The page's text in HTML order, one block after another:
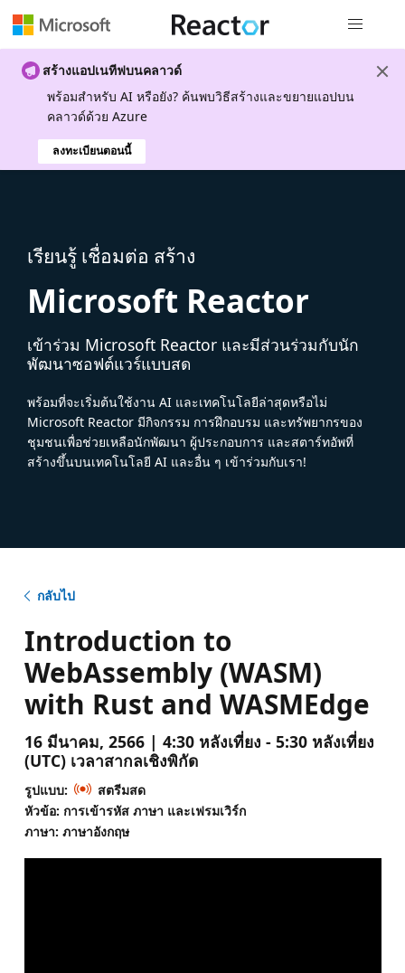
สร้างแอปเนทีฟบนคลาวด์
พร้อมสําหรับ AI หรือยัง? ค้นพบวิธีสร้างและขยายแอปบน
คลาวด์ด้วย Azure
ลงทะเบียนตอนนี้
เรียนรู้ เชื่อมต่อ สร้าง
Microsoft Reactor
เข้าร่วม Microsoft Reactor และมีส่วนร่วมกับนัก
พัฒนาซอฟต์แวร์แบบสด
พร้อมที่จะเริ่มต้นใช้งาน AI และเทคโนโลยีล่าสุดหรือไม่
Microsoft Reactor มีกิจกรรม การฝึกอบรม และทรัพยากรของ
ชุมชนเพื่อช่วยเหลือนักพัฒนา ผู้ประกอบการ และสตาร์ทอัพที่
สร้างขึ้นบนเทคโนโลยี AI และอื่น ๆ เข้าร่วมกับเรา!
กลับไป
Introduction to
WebAssembly (WASM)
with Rust and WASMEdge
16 มีนาคม, 2566 | 4:30 หลังเที่ยง - 5:30 หลังเที่ยง
(UTC) เวลาสากลเชิงพิกัด
รูปแบบ:
สตรีมสด
หัวข้อ: การเข้ารหัส ภาษา และเฟรมเวิร์ก
ภาษา: ภาษาอังกฤษ